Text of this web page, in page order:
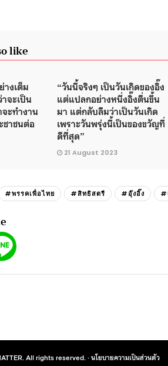
like
างเต็ม
จะเป็น
ะทำงาน
าชนต่อ
“วันนี้จริงๆ เป็นวันเกิดของอิ๊ง
แต่แปลกอย่างหนึ่งอิ๊งตื่นขึ้น
มา แต่กลับลืมว่าเป็นวันเกิด
เพราะวันพรุ่งนี้เป็นของขวัญที่
ดีที่สุด”
21 August 2023
#พรรคเพื่อไทย #สิทธิสตรี #อุ๊งอิ๊ง #
All rights reserved. ·นโยบายความเป็นส่วนตัว